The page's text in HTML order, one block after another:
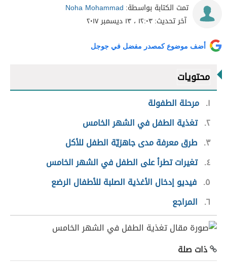
تمت الكتابة بواسطة: Noha Mohammad
آخر تحديث:١٢:٠٣ ، ١٣ ديسمبر ٢٠١٧
أضف موضوع كمصدر مفضل في جوجل
محتويات
١ مرحلة الطفولة
٢ تغذية الطفل في الشهر الخامس
٣ طرق معرفة مدى جاهزيّة الطفل للأكل
٤ تغيرات تطرأ على الطفل في الشهر الخامس
٥ فيديو إدخال الأغذية الصلبة للأطفال الرضع
٦ المراجع
ذات صلة